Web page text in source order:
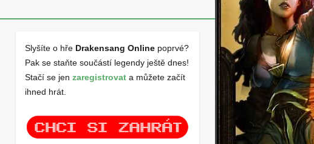
Slyšíte o hře Drakensang Onlinepoprvé?
Pak se staňte součástí legendy ještě dnes!
Stačí se jen zaregistrovata můžete začít
ihned hrát.